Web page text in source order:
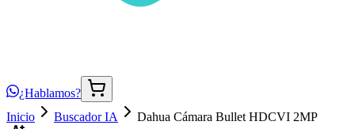
¿Hablamos?
Inicio
Buscador IA Dahua Cámara Bullet HDCVI 2MP